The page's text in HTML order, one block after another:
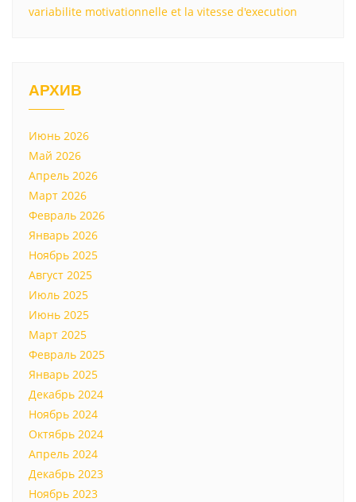
variabilite motivationnelle et la vitesse d'execution
АРХИВ
Июнь 2026
Май 2026
Апрель 2026
Март 2026
Февраль 2026
Январь 2026
Ноябрь 2025
Август 2025
Июль 2025
Июнь 2025
Март 2025
Февраль 2025
Январь 2025
Декабрь 2024
Ноябрь 2024
Октябрь 2024
Апрель 2024
Декабрь 2023
Ноябрь 2023